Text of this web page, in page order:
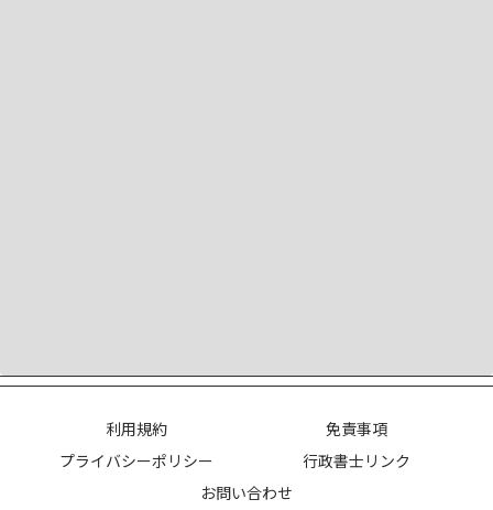
利用規約
免責事項
プライバシーポリシー
行政書士リンク
お問い合わせ